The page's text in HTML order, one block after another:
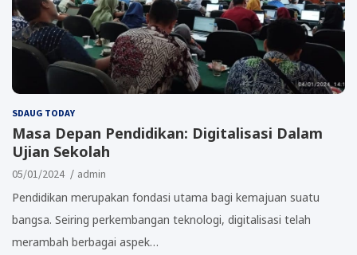
SDAUG TODAY
Masa Depan Pendidikan: Digitalisasi Dalam
Ujian Sekolah
05/01/2024 admin
Pendidikan merupakan fondasi utama bagi kemajuan suatu
bangsa. Seiring perkembangan teknologi, digitalisasi telah
merambah berbagai aspek…